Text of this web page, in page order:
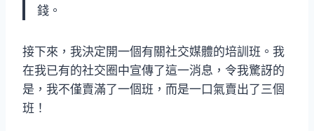
錢。
接下來，我決定開一個有關社交媒體的培訓班。我
在我已有的社交圈中宣傳了這一消息，令我驚訝的
是，我不僅賣滿了一個班，而是一口氣賣出了三個
班！